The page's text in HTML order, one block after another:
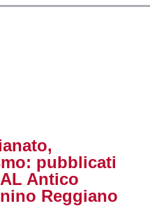
pubblicati
Antico
Reggiano